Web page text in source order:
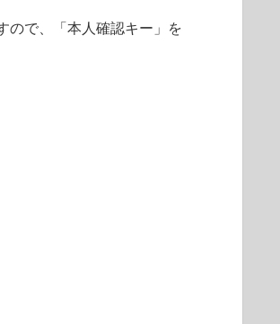
ので、「本人確認キー」を